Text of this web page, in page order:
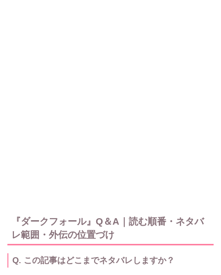
『ダークフォール』Q＆A｜読む順番・ネタバ
レ範囲・外伝の位置づけ
Q. この記事はどこまでネタバレしますか？